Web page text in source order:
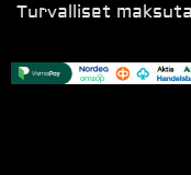
Turvalliset